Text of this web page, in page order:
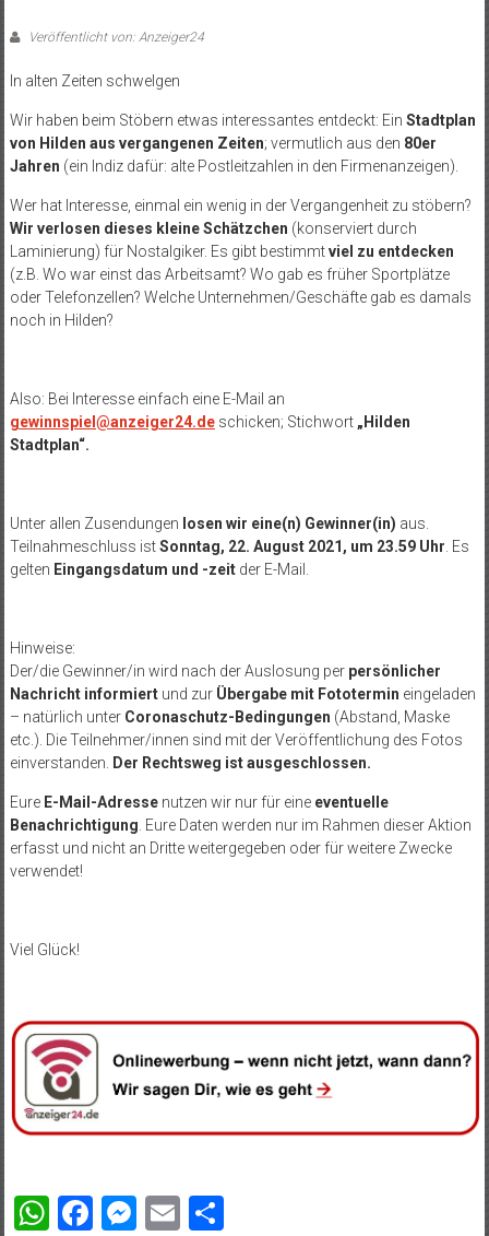
Veröffentlicht von: Anzeiger24
In alten Zeiten schwelgen
Wir haben beim Stöbern etwas interessantes entdeckt: Ein Stadtplan
von Hilden aus vergangenen Zeiten; vermutlich aus den 80er
Jahren (ein Indiz dafür: alte Postleitzahlen in den Firmenanzeigen).
Wer hat Interesse, einmal ein wenig in der Vergangenheit zu stöbern?
Wir verlosen dieses kleine Schätzchen (konserviert durch
Laminierung) für Nostalgiker. Es gibt bestimmtviel zu entdecken
(z.B. Wo war einst das Arbeitsamt? Wo gab es früher Sportplätze
oder Telefonzellen? Welche Unternehmen/Geschäfte gab es damals
noch in Hilden?
Also: Bei Interesse einfach eine E-Mail an
gewinnspiel@anzeiger24.deschicken; Stichwort „Hilden
Stadtplan“.
Unter allen Zusendungen losen wir eine(n) Gewinner(in) aus.
Teilnahmeschluss istSonntag, 22. August 2021, um 23.59 Uhr . Es
gelten Eingangsdatum und -zeitder E-Mail.
Hinweise:
Der/die Gewinner/in wird nach der Auslosung per persönlicher
Nachricht informiertund zur Übergabe mit Fototermin eingeladen
– natürlich unter Coronaschutz-Bedingungen (Abstand, Maske
etc.). Die Teilnehmer/innen sind mit der Veröffentlichung des Fotos
einverstanden. Der Rechtsweg ist ausgeschlossen.
Eure E-Mail-Adressenutzen wir nur für eine eventuelle
Benachrichtigung . Eure Daten werden nur im Rahmen dieser Aktion
erfasst und nicht an Dritte weitergegeben oder für weitere Zwecke
verwendet!
Viel Glück!
WhatsApp
Facebook
Messenger
Email